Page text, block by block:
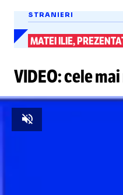
STRANIERI
MATEI ILIE,
VIDEO: cele
Unmute